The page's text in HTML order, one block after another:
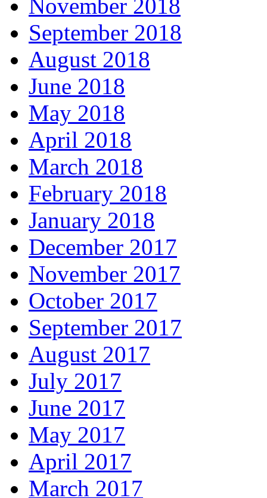
November 2018
September 2018
August 2018
June 2018
May 2018
April 2018
March 2018
February 2018
January 2018
December 2017
November 2017
October 2017
September 2017
August 2017
July 2017
June 2017
May 2017
April 2017
March 2017